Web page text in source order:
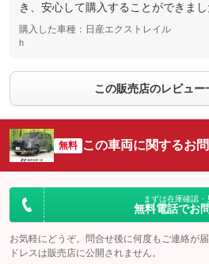
き、安心して購入することができまし
購入した車種：日産エクストレイル
h
この販売店のレビュー
無料 この車両に関するお
まずは在庫確認
無料電話でお
お気軽にどうぞ。問合せ後に何度もご連絡が
ドレスは販売店に公開されません。